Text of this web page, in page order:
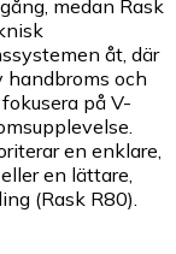
medan Rask
åt, där
och
på V-
en enklare,
en lättare,
(Rask R80).